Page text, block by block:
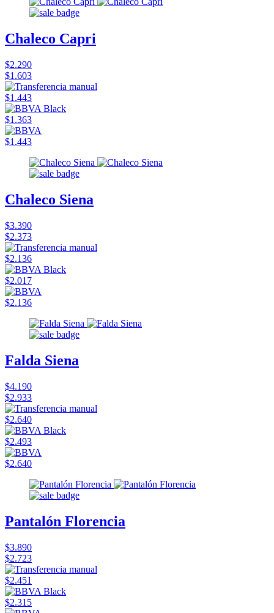
Chaleco Capri
$2.290
$1.603
$1.443
$1.363
$1.443
Chaleco Siena
$3.390
$2.373
$2.136
$2.017
$2.136
Falda Siena
$4.190
$2.933
$2.640
$2.493
$2.640
Pantalón Florencia
$3.890
$2.723
$2.451
$2.315